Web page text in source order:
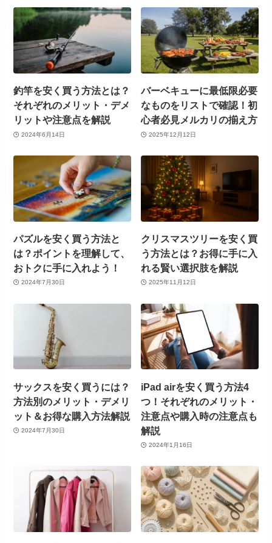
釣竿を安く買う方法とは？
それぞれのメリット・デメ
リットや注意点を解説
2024年6月14日
バーベキューに最低限必要
なものをリストで確認！初
心者必見メルカリの揃え方
2025年12月12日
パズルを安く買う方法と
は？ポイントを理解して、
おトクに手に入れよう！
2024年7月30日
クリスマスツリーを安く買
う方法とは？お得に手に入
れる賢い選択肢を解説
2025年11月12日
サックスを安く買うには？
方法別のメリット・デメリ
ット＆お得な購入方法解説
2024年7月30日
iPad airを安く買う方法4
つ！それぞれのメリット・
注意点や購入時の注意点も
解説
2024年1月16日